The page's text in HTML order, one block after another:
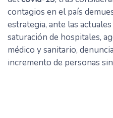
contagios en el país
estrategia, ante las
saturación de hospitales,
médico y sanitario,
incremento de personas